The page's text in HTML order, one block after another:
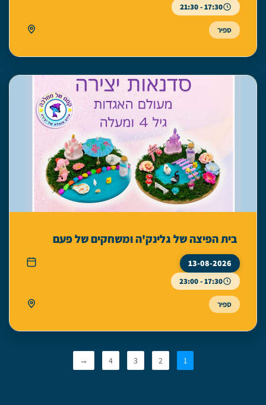
17:30 - 21:30
ספיר
בית הפיצה של גלינק'ה ומשחקים של פעם
13-08-2026
17:30 - 23:00
ספיר